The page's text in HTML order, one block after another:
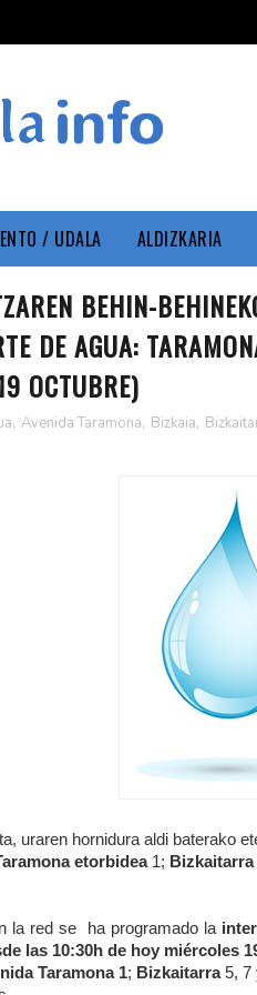
/ UDALA ALDIZKARIA
BEHIN-
DE AGUA:
OCTUBRE)
, Avenida Taramona, Bizkaia,
uraren hornidura aldi baterako
etorbidea 1; Bizkaitarra
la red se ha programado la
las 10:30h de hoy miércoles
Taramona 1; Bizkaitarra5, 7